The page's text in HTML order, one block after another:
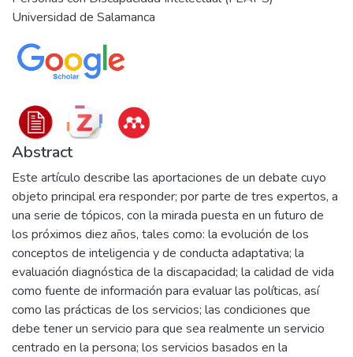
Universidad de Salamanca
Abstract
Este artículo describe las aportaciones de un debate cuyo
objeto principal era responder; por parte de tres expertos, a
una serie de tópicos, con la mirada puesta en un futuro de
los próximos diez años, tales como: la evolución de los
conceptos de inteligencia y de conducta adaptativa; la
evaluación diagnóstica de la discapacidad; la calidad de vida
como fuente de información para evaluar las políticas, así
como las prácticas de los servicios; las condiciones que
debe tener un servicio para que sea realmente un servicio
centrado en la persona; los servicios basados en la